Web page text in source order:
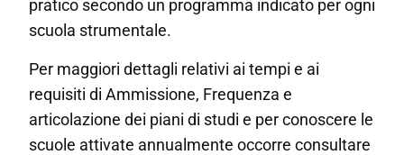
pratico secondo un programma indicato per ogni
scuola strumentale.
Per maggiori dettagli relativi ai tempi e ai
requisiti di Ammissione, Frequenza e
articolazione dei piani di studi e per conoscere le
scuole attivate annualmente occorre consultare